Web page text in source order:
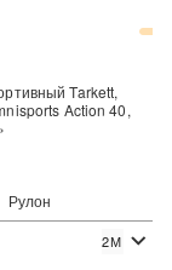
Рулон
Tarkett,
Action 40,
2М